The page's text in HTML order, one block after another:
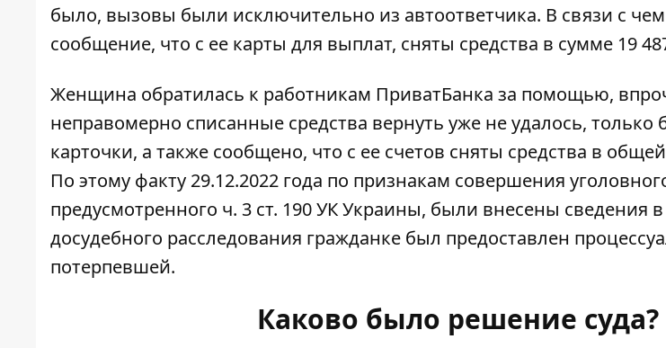
было, вызовы были исключительно из автоответчика. В связи с
сообщение, что с ее карты для выплат, сняты средства в сумме 19
Женщина обратилась к работникам ПриватБанка за помощью,
неправомерно списанные средства вернуть уже не удалось,
карточки, а также сообщено, что с ее счетов сняты средства в
По этому факту 29.12.2022 года по признакам совершения
предусмотренного ч. 3 ст. 190 УК Украины, были внесены сведения
досудебного расследования гражданке был предоставлен
потерпевшей.
Каково было решение суда?